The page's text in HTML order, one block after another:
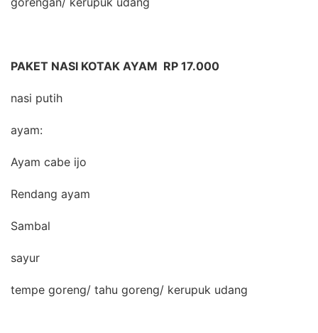
PAKET NASI KOTAK AYAM RP 17.000
nasi putih
ayam:
Ayam cabe ijo
Rendang ayam
Sambal
sayur
tempe goreng/ tahu goreng/ kerupuk udang